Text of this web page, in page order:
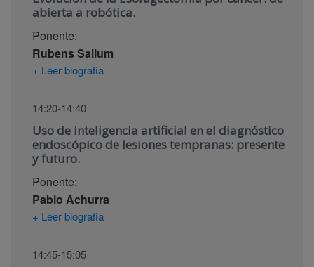
abierta a robótica.
Ponente:
Rubens Sallum
+ Leer biografia
14:20-14:40
Uso de inteligencia artificial en el diagnóstico
endoscópico de lesiones tempranas: presente
y futuro.
Ponente:
Pablo Achurra
+ Leer biografia
14:45-15:05